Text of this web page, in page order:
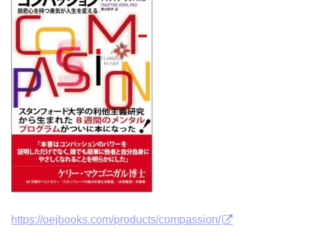
https://oejbooks.com/products/compassion/